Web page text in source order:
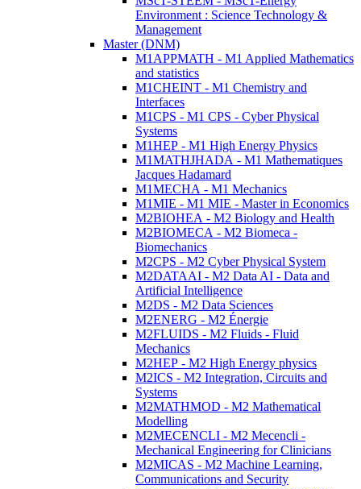
Environment : Science Technology &
Management
Master (DNM)
M1APPMATH - M1 Applied Mathematics
and statistics
M1CHEINT - M1 Chemistry and
Interfaces
M1CPS - M1 CPS - Cyber Physical
Systems
M1HEP - M1 High Energy Physics
M1MATHJHADA - M1 Mathematiques
Jacques Hadamard
M1MECHA - M1 Mechanics
M1MIE - M1 MIE - Master in Economics
M2BIOHEA - M2 Biology and Health
M2BIOMECA - M2 Biomeca -
Biomechanics
M2CPS - M2 Cyber Physical System
M2DATAAI - M2 Data AI - Data and
Artificial Intelligence
M2DS - M2 Data Sciences
M2ENERG - M2 Énergie
M2FLUIDS - M2 Fluids - Fluid
Mechanics
M2HEP - M2 High Energy physics
M2ICS - M2 Integration, Circuits and
Systems
M2MATHMOD - M2 Mathematical
Modelling
M2MECENCLI - M2 Mecencli -
Mechanical Engineering for Clinicians
M2MICAS - M2 Machine Learning,
Communications and Security